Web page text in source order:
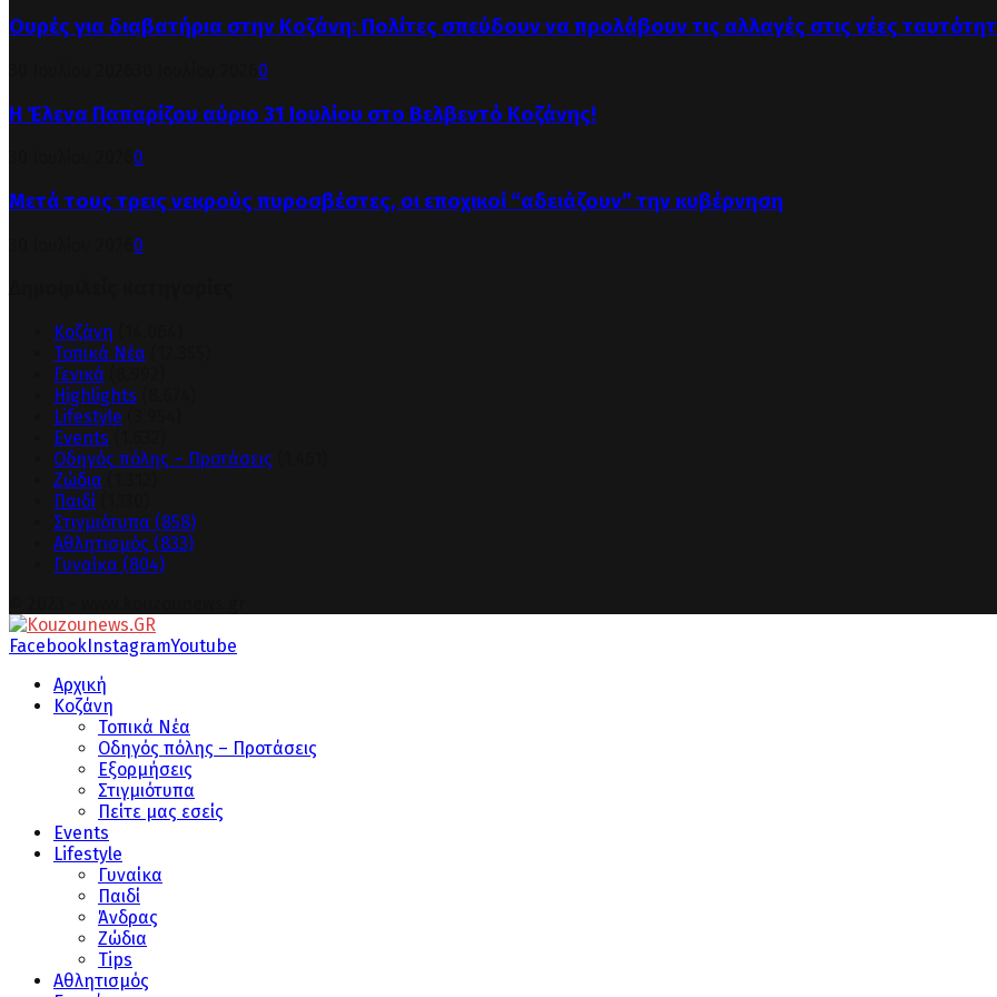
Ουρές για διαβατήρια στην Κοζάνη: Πολίτες σπεύδουν να προλάβουν τις αλλαγές στις νέες
0
Η Έλενα Παπαρίζου αύριο 31 Ιουλίου στο Βελβεντό Κοζάνης!
0
Μετά τους τρεις νεκρούς πυροσβέστες, οι εποχικοί “αδειάζουν” την κυβέρνηση
0
Κοζάνη
Τοπικά Νέα
Γενικά
Highlights
Lifestyle
Events
Οδηγός πόλης – Προτάσεις
Ζώδια
Παιδί
Στιγμιότυπα (858)
Αθλητισμός (833)
Γυναίκα (804)
FacebookInstagramYoutube
Αρχική
Κοζάνη
Τοπικά Νέα
Οδηγός πόλης – Προτάσεις
Εξορμήσεις
Στιγμιότυπα
Πείτε μας εσείς
Events
Lifestyle
Γυναίκα
Παιδί
Άνδρας
Ζώδια
Tips
Αθλητισμός